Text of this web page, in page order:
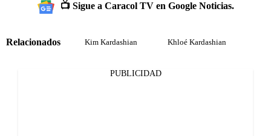
📺 Sigue a Caracol TV en Google Noticias.
Relacionados Kim Kardashian Khloé Kardashian
PUBLICIDAD